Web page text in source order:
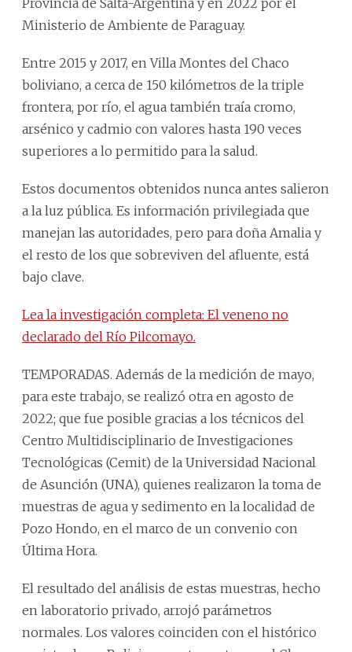
Provincia de Salta-Argentina y en 2022 por el
Ministerio de Ambiente de Paraguay.
Entre 2015 y 2017, en Villa Montes del Chaco
boliviano, a cerca de 150 kilómetros de la triple
frontera, por río, el agua también traía cromo,
arsénico y cadmio con valores hasta 190 veces
superiores a lo permitido para la salud.
Estos documentos obtenidos nunca antes salieron
a la luz pública. Es información privilegiada que
manejan las autoridades, pero para doña Amalia y
el resto de los que sobreviven del afluente, está
bajo clave.
Lea la investigación completa: El veneno no
declarado del Río Pilcomayo.
TEMPORADAS. Además de la medición de mayo,
para este trabajo, se realizó otra en agosto de
2022; que fue posible gracias a los técnicos del
Centro Multidisciplinario de Investigaciones
Tecnológicas (Cemit) de la Universidad Nacional
de Asunción (UNA), quienes realizaron la toma de
muestras de agua y sedimento en la localidad de
Pozo Hondo, en el marco de un convenio con
Última Hora.
El resultado del análisis de estas muestras, hecho
en laboratorio privado, arrojó parámetros
normales. Los valores coinciden con el histórico